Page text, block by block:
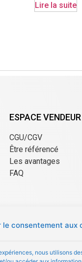
le consentement aux
nous utilisons
Lire la suite
ESPACE VENDEUR
CGU/CGV
Être référencé
Les avantages
FAQ